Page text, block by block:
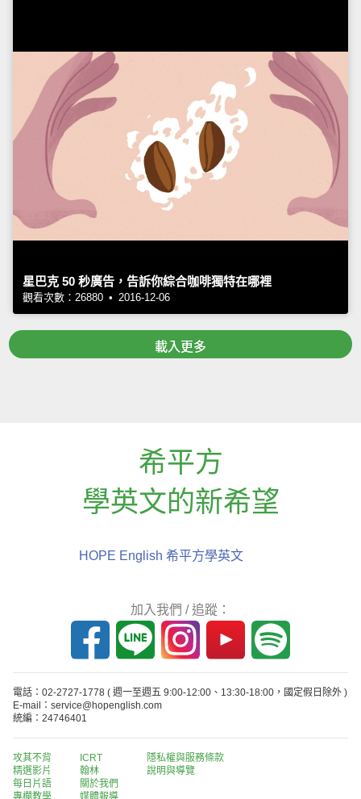
星巴克 50 秒廣告，告訴你綜合咖啡獨特在哪裡
觀看次數：26880 • 2016-12-06
載入更多
希平方
學英文的新希望
HOPE English 希平方學英文
加入我們 / 追蹤：
電話：02-2727-1778 ( 週一至週五 9:00-12:00、13:30-18:00，國定假日除外 )
E-mail：service@hopenglish.com
統編：24746401
攻其不背
精選影片
每日片語
專欄教學
ICRT
翰林
關於我們
媒體報導
隱私權與服務條款
說明與導覽